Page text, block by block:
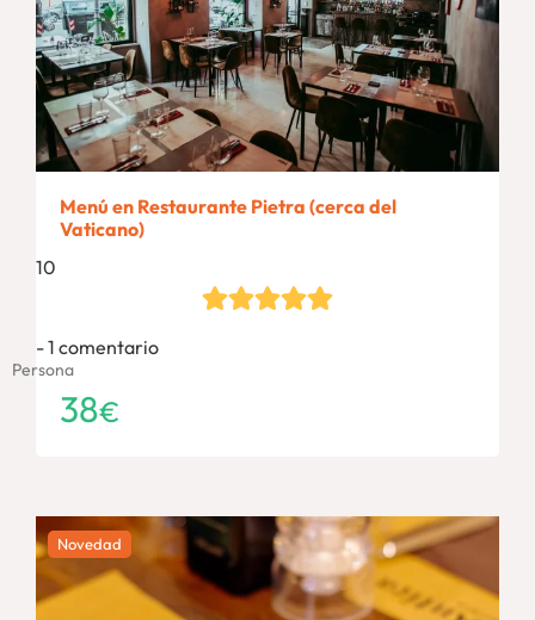
Menú en Restaurante Pietra (cerca del
Vaticano)
10
1 comentario
Persona
38€
Novedad